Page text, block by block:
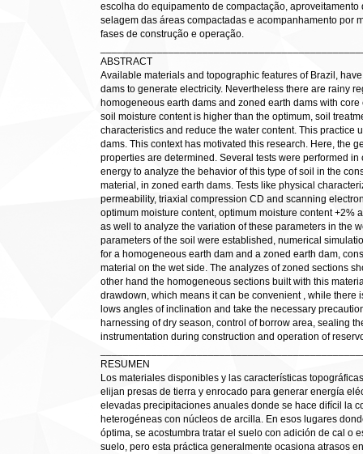
escolha do equipamento de compactação,
selagem das áreas compactadas e acompanhamento por
fases de construção e operação.
ABSTRACT
Available materials and topographic features of Brazil,
dams to generate electricity. Nevertheless there are rainy
homogeneous earth dams and zoned earth dams with
soil moisture content is higher than the optimum, soil
characteristics and reduce the water content. This practice
dams. This context has motivated this research. Here, the
properties are determined. Several tests were performed
energy to analyze the behavior of this type of soil in the
material, in zoned earth dams. Tests like physical
permeability, triaxial compression CD and scanning
optimum moisture content, optimum moisture content +2%
as well to analyze the variation of these parameters in the
parameters of the soil were established, numerical
for a homogeneous earth dam and a zoned earth dam,
material on the wet side. The analyzes of zoned sections
other hand the homogeneous sections built with this
drawdown, which means it can be convenient , while there
lows angles of inclination and take the necessary
harnessing of dry season, control of borrow area, sealing
instrumentation during construction and operation of
RESUMEN
Los materiales disponibles y las características
elijan presas de tierra y enrocado para generar energía
elevadas precipitaciones anuales donde se hace difícil la
heterogéneas con núcleos de arcilla. En esos lugares
óptima, se acostumbra tratar el suelo con adición de cal o
suelo, pero esta práctica generalmente ocasiona atrasos